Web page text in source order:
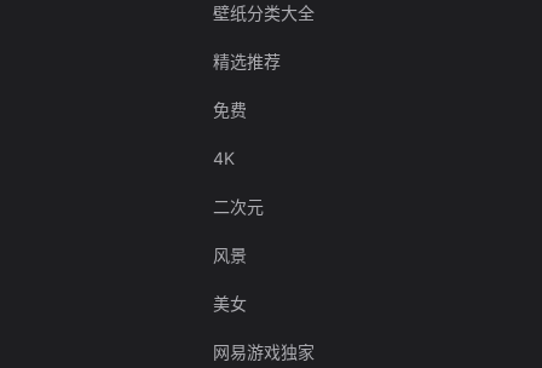
壁纸分类大全
精选推荐
免费
4K
二次元
风景
美女
网易游戏独家